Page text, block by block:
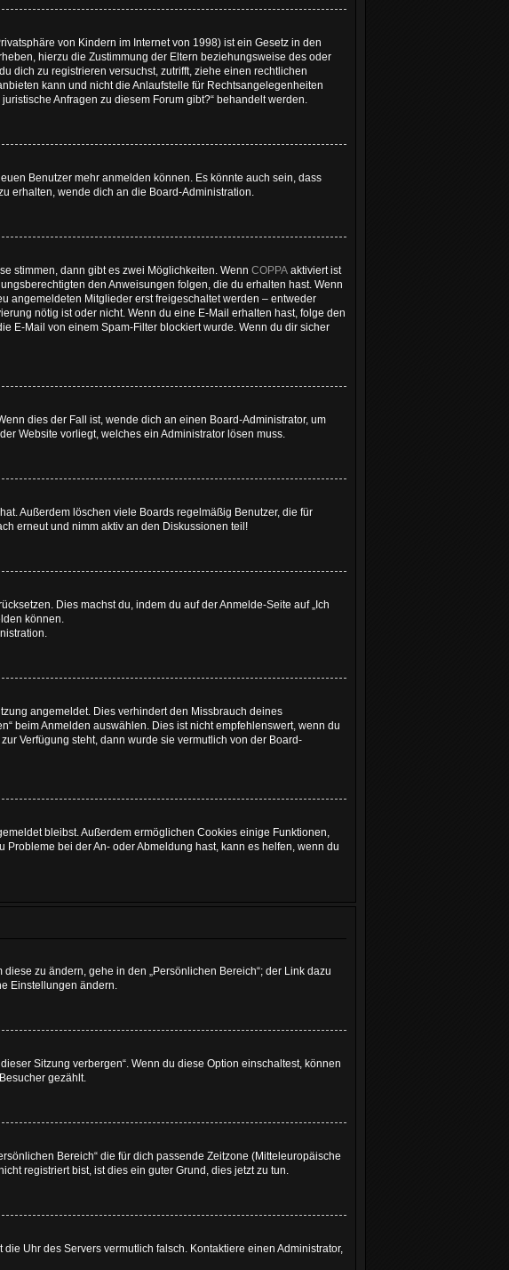
von Kindern im Internet von 1998) ist ein Gesetz in den
hierzu die Zustimmung der Eltern beziehungsweise des oder
dich zu registrieren versuchst, zutrifft, ziehe einen rechtlichen
kann und nicht die Anlaufstelle für Rechtsangelegenheiten
Anfragen zu diesem Forum gibt?“ behandelt werden.
Benutzer mehr anmelden können. Es könnte auch sein, dass
erhalten, wende dich an die Board-Administration.
stimmen, dann gibt es zwei Möglichkeiten. Wenn COPPA aktiviert ist
den Anweisungen folgen, die du erhalten hast. Wenn
angemeldeten Mitglieder erst freigeschaltet werden – entweder
nötig ist oder nicht. Wenn du eine E-Mail erhalten hast, folge den
E-Mail von einem Spam-Filter blockiert wurde. Wenn du dir sicher
dies der Fall ist, wende dich an einen Board-Administrator, um
Website vorliegt, welches ein Administrator lösen muss.
Außerdem löschen viele Boards regelmäßig Benutzer, die für
erneut und nimm aktiv an den Diskussionen teil!
Dies machst du, indem du auf der Anmelde-Seite auf „Ich
können.
angemeldet. Dies verhindert den Missbrauch deines
beim Anmelden auswählen. Dies ist nicht empfehlenswert, wenn du
Verfügung steht, dann wurde sie vermutlich von der Board-
bleibst. Außerdem ermöglichen Cookies einige Funktionen,
bei der An- oder Abmeldung hast, kann es helfen, wenn du
zu ändern, gehe in den „Persönlichen Bereich“; der Link dazu
Einstellungen ändern.
Sitzung verbergen“. Wenn du diese Option einschaltest, können
gezählt.
Bereich“ die für dich passende Zeitzone (Mitteleuropäische
registriert bist, ist dies ein guter Grund, dies jetzt zu tun.
Uhr des Servers vermutlich falsch. Kontaktiere einen Administrator,